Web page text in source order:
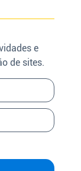
e
de sites.